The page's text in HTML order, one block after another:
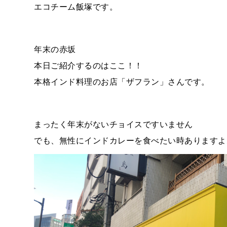
エコチーム飯塚です。
年末の赤坂
本日ご紹介するのはここ！！
本格インド料理のお店「ザフラン」さんです。
まったく年末がないチョイスですいません
でも、無性にインドカレーを食べたい時あります